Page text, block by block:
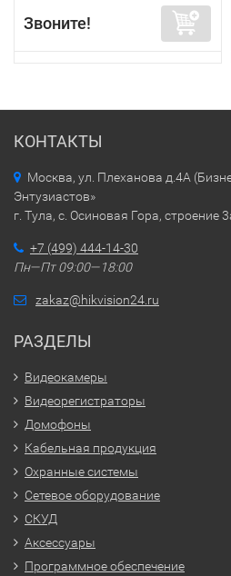
Звоните!
КОНТАКТЫ
Москва, ул. Плеханова д.4А
Энтузиастов»
г. Тула, с. Осиновая Гора, строение
+7 (499) 444-14-30
Пн—Пт 09:00—18:00
zakaz@hikvision24.ru
РАЗДЕЛЫ
Видеокамеры
Видеорегистраторы
Домофоны
Кабельная продукция
Охранные системы
Сетевое оборудование
СКУД
Аксессуары
Программное обеспечение